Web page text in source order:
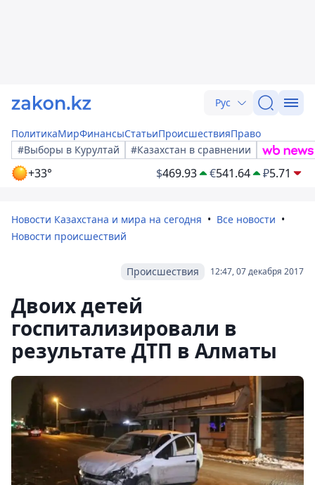
Рус
ПолитикаМирФинансыСтатьиПроисшествияПраво
#Выборы в Курултай
#Казахстан в сравнении
+33° $469.93 €541.64 ₽5.71
Новости Казахстана и мира на сегодня
Все новости
Новости происшествий
12:47, 07 декабря 2017
Происшествия
Двоих детей
госпитализировали в
результате ДТП в Алматы